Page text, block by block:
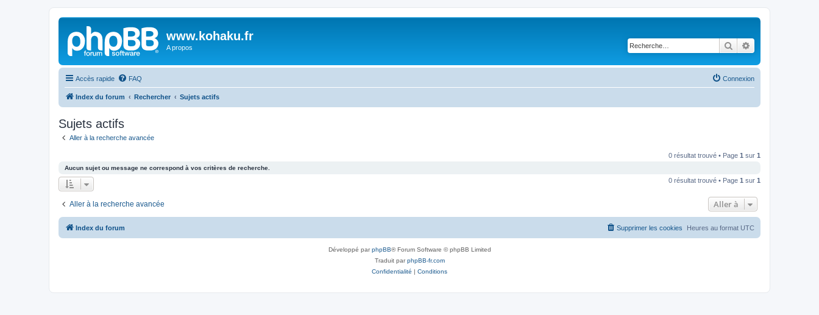
www.kohaku.fr
A propos Rechercher
Accès rapide FAQ Connexion
Index du forum Rechercher Sujets actifs
Sujets actifs
Aller à la recherche avancée
0 résultat trouvé • Page 1 sur 1
Aucun sujet ou message ne correspond à vos critères de recherche.
0 résultat trouvé • Page 1 sur 1
Aller à la recherche avancée Aller à
Index du forum Heures au format UTC
Supprimer les cookies
Développé parphpBB® Forum Software © phpBB Limited
Traduit parphpBB-fr.com
Confidentialité | Conditions